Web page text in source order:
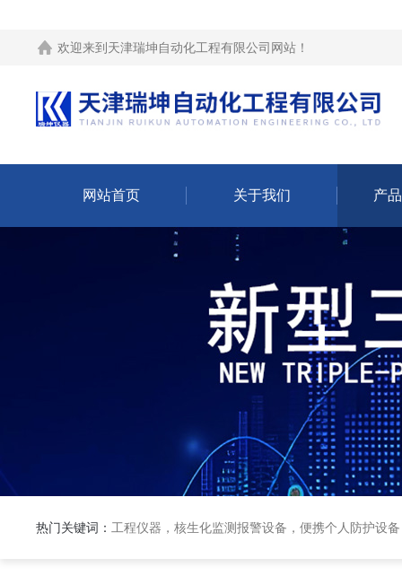
欢迎来到 天津瑞坤自动化工程有限公司网站 ！
网站首页 关于我们 产
热门关键词： 工程仪器，核生化监测报警设备，便携个人防护设